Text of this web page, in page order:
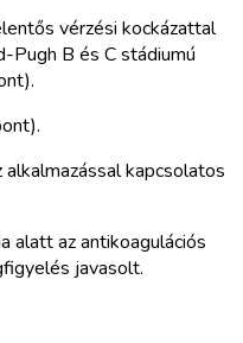
vérzési kockázattal
Pugh B és C stádiumú
kapcsolatos
alatt az antikoagulációs
javasolt.